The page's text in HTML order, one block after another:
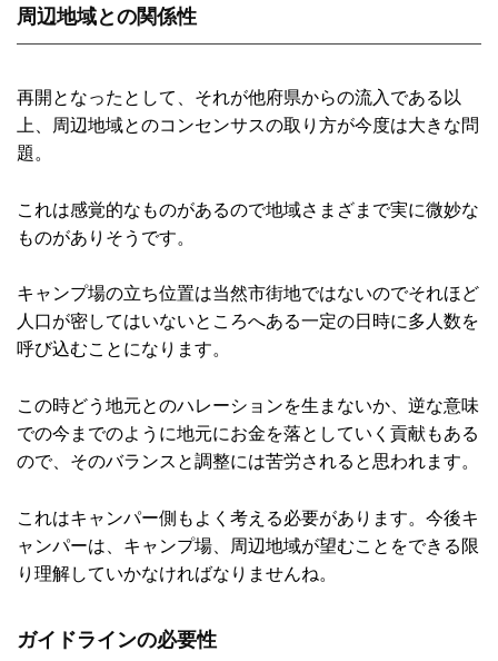
周辺地域との関係性
再開となったとして、それが他府県からの流入である以
上、周辺地域とのコンセンサスの取り方が今度は大きな問
題。
これは感覚的なものがあるので地域さまざまで実に微妙な
ものがありそうです。
キャンプ場の立ち位置は当然市街地ではないのでそれほど
人口が密してはいないところへある一定の日時に多人数を
呼び込むことになります。
この時どう地元とのハレーションを生まないか、逆な意味
での今までのように地元にお金を落としていく貢献もある
ので、そのバランスと調整には苦労されると思われます。
これはキャンパー側もよく考える必要があります。今後キ
ャンパーは、キャンプ場、周辺地域が望むことをできる限
り理解していかなければなりませんね。
ガイドラインの必要性